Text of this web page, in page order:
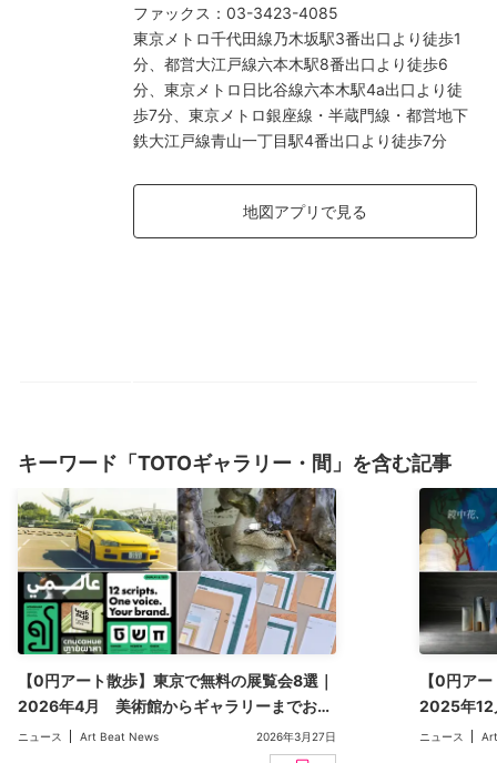
ファックス ： 03-3423-4085
東京メトロ千代田線乃木坂駅3番出口より徒歩1
分、都営大江戸線六本木駅8番出口より徒歩6
分、東京メトロ日比谷線六本木駅4a出口より徒
歩7分、東京メトロ銀座線・半蔵門線・都営地下
鉄大江戸線青山一丁目駅4番出口より徒歩7分
地図アプリで見る
キーワード「TOTOギャラリー・間」を含む記事
【0円アート散歩】東京で無料の展覧会8選｜
2026年4月 美術館からギャラリーまでおす
すめをピックアップ
ニュース Art Beat News 2026年3月27日
【0円ア
2025年12
すすめを
ニュース